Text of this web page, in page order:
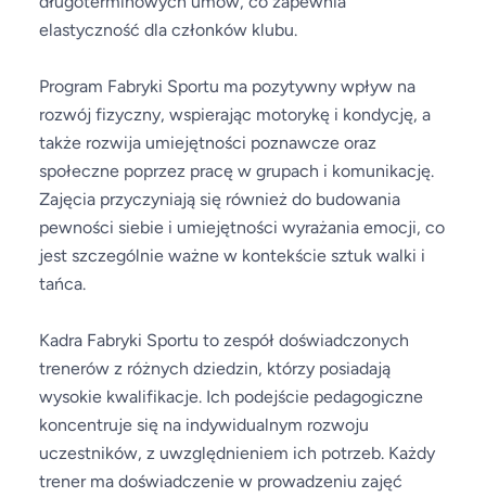
elastyczność dla członków klubu.
Program Fabryki Sportu ma pozytywny wpływ na
rozwój fizyczny, wspierając motorykę i kondycję, a
także rozwija umiejętności poznawcze oraz
społeczne poprzez pracę w grupach i komunikację.
Zajęcia przyczyniają się również do budowania
pewności siebie i umiejętności wyrażania emocji, co
jest szczególnie ważne w kontekście sztuk walki i
tańca.
Kadra Fabryki Sportu to zespół doświadczonych
trenerów z różnych dziedzin, którzy posiadają
wysokie kwalifikacje. Ich podejście pedagogiczne
koncentruje się na indywidualnym rozwoju
uczestników, z uwzględnieniem ich potrzeb. Każdy
trener ma doświadczenie w prowadzeniu zajęć